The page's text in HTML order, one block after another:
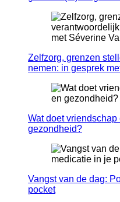
Zelfzorg, grenzen
nemen: in gesprek
Wat doet
gezondheid?
Vangst van de dag:
pocket